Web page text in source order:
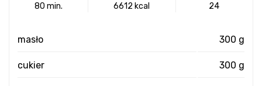
80 min. 6612 kcal 24
masło 300 g
cukier 300 g